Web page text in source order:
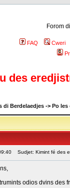
Forom
FAQ
Cweri
des
di Berdelaedjes -> Po les
Sudjet: Kimint fé des
odios dvins des